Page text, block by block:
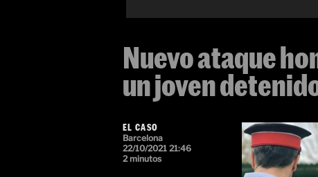
Nuevo ataque
un joven
EL CASO
Barcelona
22/10/2021 21:46
2 minutos